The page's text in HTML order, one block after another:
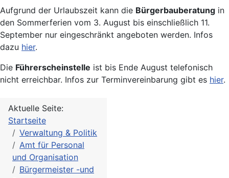
Aufgrund der Urlaubszeit kann die Bürgerbauberatung in
den Sommerferien vom 3. August bis einschließlich 11.
September nur eingeschränkt angeboten werden. Infos
dazu hier.
Die Führerscheinstelle ist bis Ende August telefonisch
nicht erreichbar. Infos zur Terminvereinbarung gibt es hier.
Aktuelle Seite:
Startseite
Verwaltung & Politik
Amt für Personal
und Organisation
Bürgermeister -und